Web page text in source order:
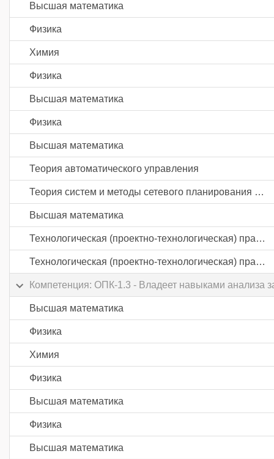
Высшая математика
Физика
Химия
Физика
Высшая математика
Физика
Высшая математика
Теория автоматического управления
Теория систем и методы сетевого планирования и управления
Высшая математика
Технологическая (проектно-технологическая) практика
Технологическая (проектно-технологическая) практика
Компетенция: ОПК-1.3 - Владеет навыками анализа
Высшая математика
Физика
Химия
Физика
Высшая математика
Физика
Высшая математика